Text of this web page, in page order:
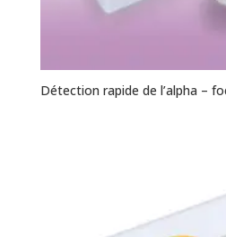
Détection rapide de l’alpha –